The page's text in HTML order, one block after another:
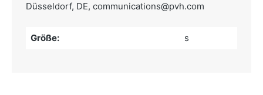
Düsseldorf, DE, communications@pvh.com
Größe: s